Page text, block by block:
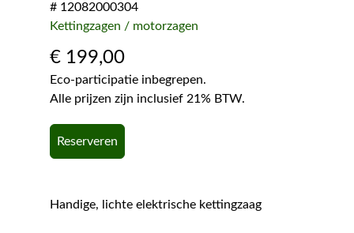
# 12082000304
Kettingzagen / motorzagen
€199,00
Eco-participatie inbegrepen.
Alle prijzen zijn inclusief 21% BTW.
Reserveren
Handige, lichte elektrische kettingzaag